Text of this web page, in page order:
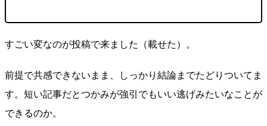
すごい変なのが投稿で来ました（載せた）。
前提で共感できないまま、しっかり結論までたどりついてま
す。短い記事だとつかみが強引でもいい逃げみたいなことが
できるのか。